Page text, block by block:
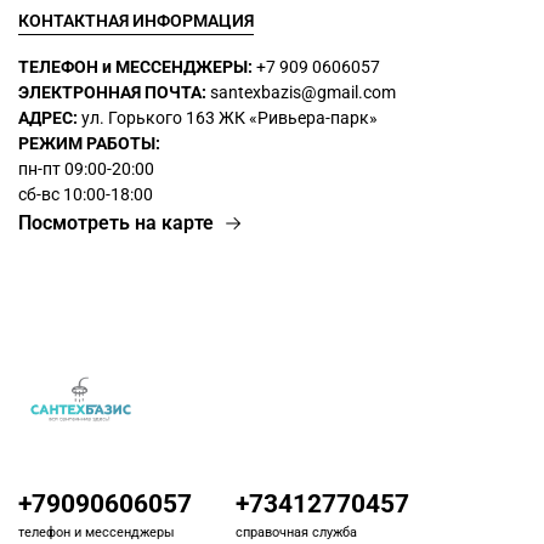
КОНТАКТНАЯ ИНФОРМАЦИЯ
ТЕЛЕФОН и МЕССЕНДЖЕРЫ: +7 909 0606057
ЭЛЕКТРОННАЯ ПОЧТА: santexbazis@gmail.com
АДРЕС: ул. Горького 163 ЖК«Ривьера-парк»
РЕЖИМ РАБОТЫ:
пн-пт 09:00-20:00
сб-вс 10:00-18:00
Посмотреть на карте
+79090606057
телефон и мессенджеры
+73412770457
справочная служба